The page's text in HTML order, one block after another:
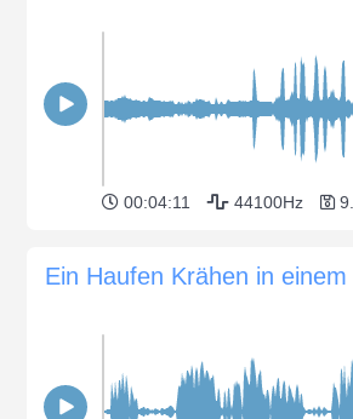
00:04:11 44100Hz
Ein Haufen Krähen in einem